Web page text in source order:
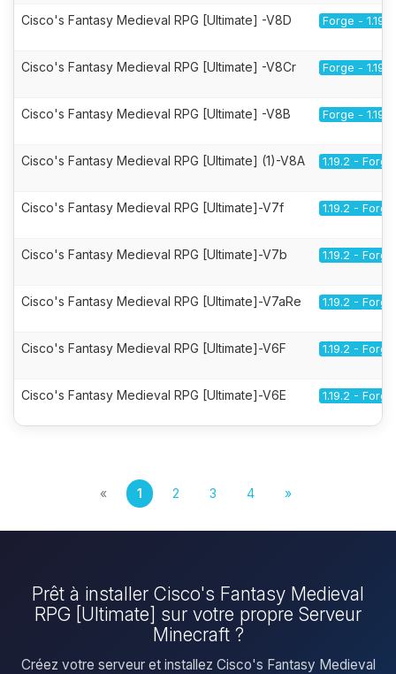
Cisco's Fantasy Medieval RPG [Ultimate] -V8D Forge - 1.19.2
Cisco's Fantasy Medieval RPG [Ultimate] -V8Cr Forge - 1.19.2
Cisco's Fantasy Medieval RPG [Ultimate] -V8B Forge - 1.19.2
Cisco's Fantasy Medieval RPG [Ultimate] (1)-V8A 1.19.2 - Forge
Cisco's Fantasy Medieval RPG [Ultimate]-V7f 1.19.2 - Forge
Cisco's Fantasy Medieval RPG [Ultimate]-V7b 1.19.2 - Forge
Cisco's Fantasy Medieval RPG [Ultimate]-V7aRe 1.19.2 - Forge
Cisco's Fantasy Medieval RPG [Ultimate]-V6F 1.19.2 - Forge
Cisco's Fantasy Medieval RPG [Ultimate]-V6E 1.19.2 - Forge
« 1 2 3 4 »
Prêt à installer Cisco's Fantasy Medieval
RPG [Ultimate] sur votre propre Serveur
Minecraft ?
Créez votre serveur et installez Cisco's Fantasy Medieval